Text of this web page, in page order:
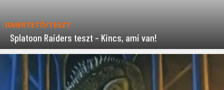
ISMERTETŐ/TESZT
Splatoon Raiders teszt – Kincs, ami van!